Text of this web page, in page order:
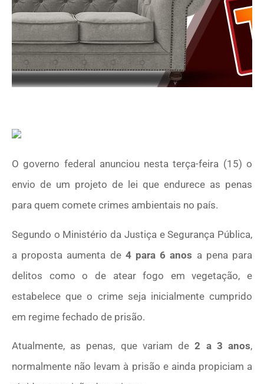
O governo federal anunciou nesta terça-feira (15) o
envio de um projeto de lei que endurece as penas
para quem comete crimes ambientais no país.
Segundo o Ministério da Justiça e Segurança Pública,
a proposta aumenta de4 para 6 anos a pena para
delitos como o de atear fogo em vegetação, e
estabelece que o crime seja inicialmente cumprido
em regime fechado de prisão.
Atualmente, as penas, que variam de2 a 3 anos,
normalmente não levam à prisão e ainda propiciam a